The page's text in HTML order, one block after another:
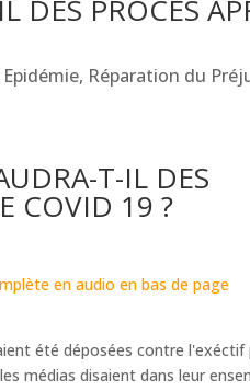
DES PROCÈS
Epidémie, Réparation du
T-IL DES
COVID 19 ?
en audio en bas de page
été déposées contre l'exéctif
médias disaient dans leur